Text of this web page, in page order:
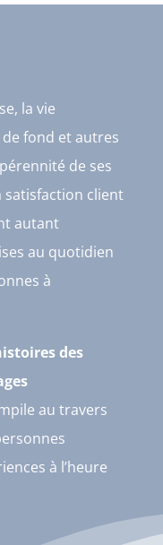
la vie
de fond et autres
de ses
satisfaction client
autant
au quotidien
à
des
au travers
à l’heure